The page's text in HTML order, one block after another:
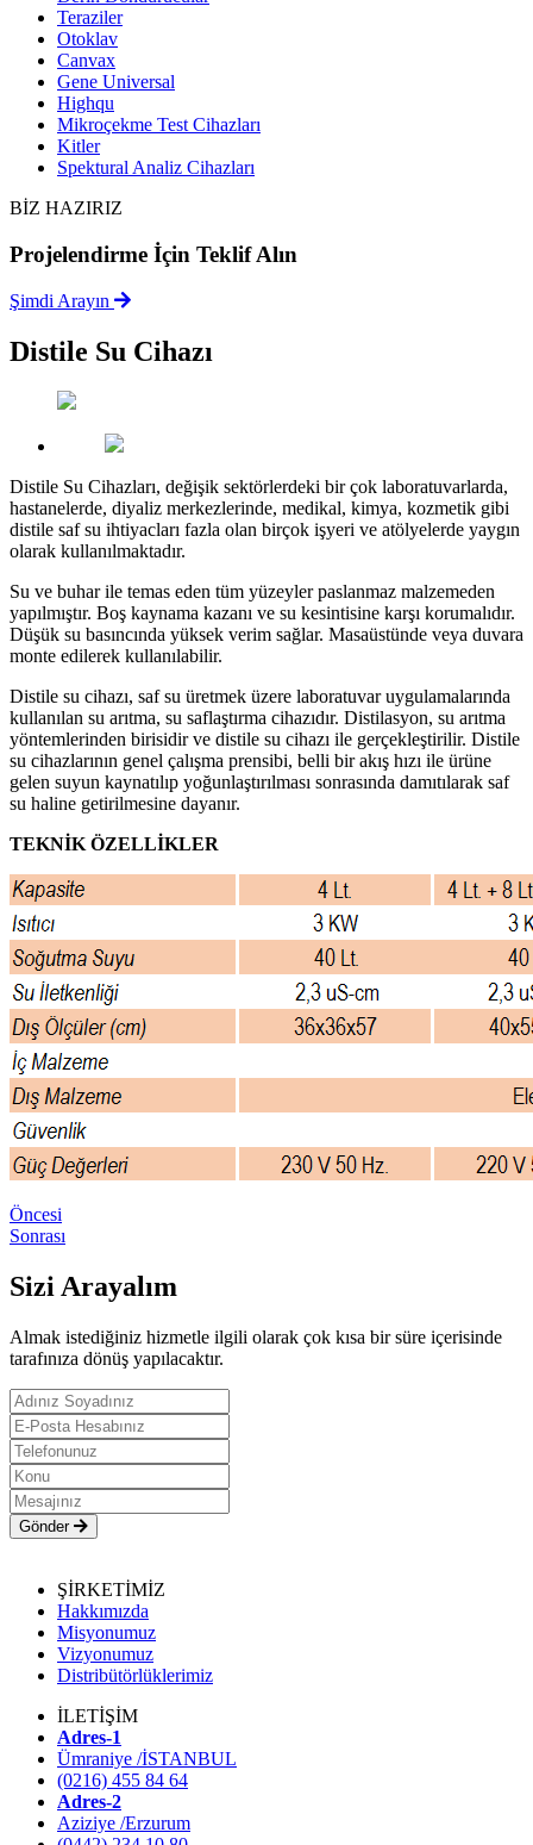
Teraziler
Otoklav
Canvax
Gene Universal
Highqu
Mikroçekme Test Cihazları
Kitler
Spektural Analiz Cihazları
BİZ HAZIRIZ
Projelendirme İçin Teklif Alın
Şimdi Arayın
Distile Su Cihazı
Distile Su Cihazları, değişik sektörlerdeki bir çok laboratuvarlarda,
hastanelerde, diyaliz merkezlerinde, medikal, kimya, kozmetik gibi
distile saf su ihtiyacları fazla olan birçok işyeri ve atölyelerde yaygın
olarak kullanılmaktadır.
Su ve buhar ile temas eden tüm yüzeyler paslanmaz malzemeden
yapılmıştır. Boş kaynama kazanı ve su kesintisine karşı korumalıdır.
Düşük su basıncında yüksek verim sağlar. Masaüstünde veya duvara
monte edilerek kullanılabilir.
Distile su cihazı, saf su üretmek üzere laboratuvar uygulamalarında
kullanılan su arıtma, su saflaştırma cihazıdır. Distilasyon, su arıtma
yöntemlerinden birisidir ve distile su cihazı ile gerçekleştirilir. Distile
su cihazlarının genel çalışma prensibi, belli bir akış hızı ile ürüne
gelen suyun kaynatılıp yoğunlaştırılması sonrasında damıtılarak saf
su haline getirilmesine dayanır.
TEKNİK ÖZELLİKLER
Öncesi
Sonrası
Sizi Arayalım
Almak istediğiniz hizmetle ilgili olarak çok kısa bir süre içerisinde
tarafınıza dönüş yapılacaktır.
Gönder
ŞİRKETİMİZ
Hakkımızda
Misyonumuz
Vizyonumuz
Distribütörlüklerimiz
İLETİŞİM
Adres-1
Ümraniye /İSTANBUL
(0216) 455 84 64
Adres-2
Aziziye /Erzurum